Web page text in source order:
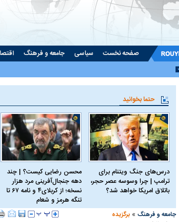
صفحه نخست سیاسی جامعه و فرهنگ
حتما بخوانید
درس‌های جنگ ویتنام برای
ترامپ | چرا وسوسه عصر حجر،
باتلاق امریکا خواهد شد؟
محسن رضایی کیست؟ | چند
دهه جنجال‌آفرینی مرد هزار
نسخه؛ از کربلای۴ و نامه ۶۷ تا
تنگه هرمز و شعام
جامعه و فرهنگ » برگزیده